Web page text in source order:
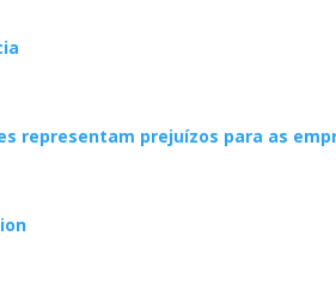
representam prejuízos para as